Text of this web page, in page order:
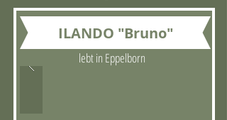
ILANDO "Bruno"
lebt in Eppelborn